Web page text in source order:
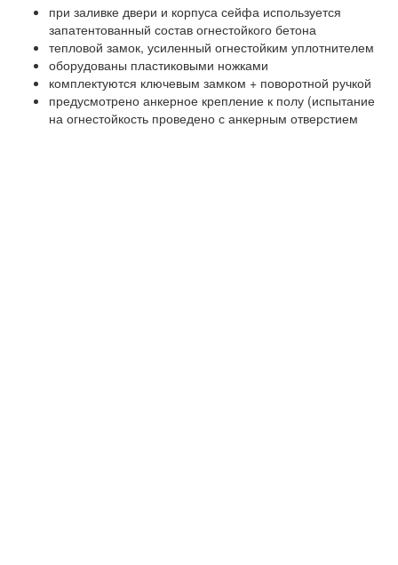
при заливке двери и корпуса сейфа используется
запатентованный состав огнестойкого бетона
тепловой замок, усиленный огнестойким уплотнителем
оборудованы пластиковыми ножками
комплектуются ключевым замком + поворотной ручкой
предусмотрено анкерное крепление к полу (испытание
на огнестойкость проведено с анкерным отверстием